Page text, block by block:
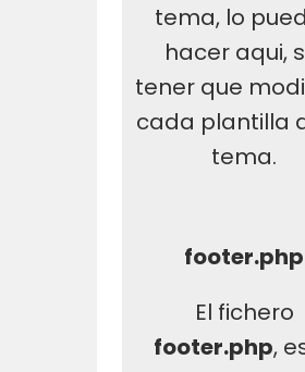
tema, lo
hacer aqui,
tener que
cada plantilla
tema.
footer.php
El fichero
footer.php,